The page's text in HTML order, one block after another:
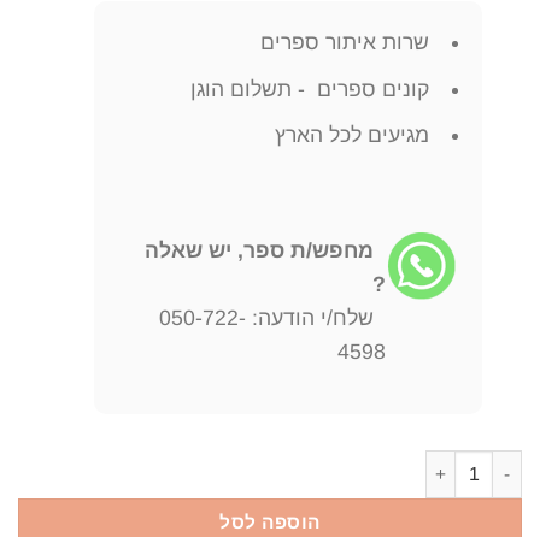
שרות איתור ספרים
קונים ספרים - תשלום הוגן
מגיעים לכל הארץ
מחפש/ת ספר, יש שאלה
?
שלח/י הודעה: 050-722-
4598
הוספה לסל